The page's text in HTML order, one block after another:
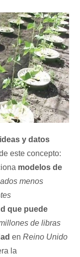
ideas y datos
este concepto:
modelos de
menos
que puede
de libras
enReino Unido
la